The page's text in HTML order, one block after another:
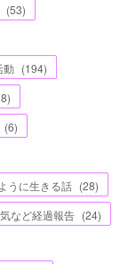
(53)
動 (194)
)
(6)
うに生きる話 (28)
など経過報告 (24)